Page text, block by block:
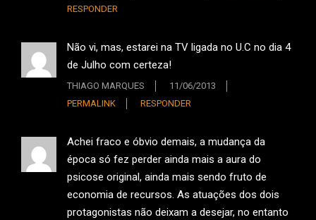
RESPONDER
Não vi, mas, estarei na TV ligada no U.C no dia 4
de Julho com certeza!
THIAGO MARQUES
11/06/2013
PERMALINK
RESPONDER
Achei fraco e óbvio demais, a mudança da
época só fez perder ainda mais a aura do
psicose original, ainda mais sendo fruto de
economia de recursos. As atuações dos dois
protagonistas não deixam a desejar, no entanto